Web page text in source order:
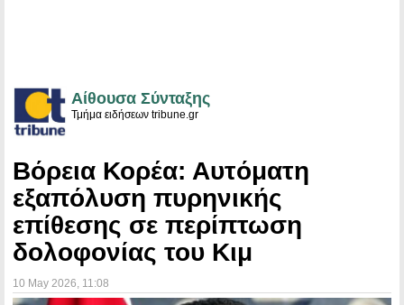
Αίθουσα Σύνταξης
Τμήμα ειδήσεων tribune.gr
Βόρεια Κορέα: Αυτόματη
εξαπόλυση πυρηνικής
επίθεσης σε περίπτωση
δολοφονίας του Κιμ
10 May 2026 , 11:08